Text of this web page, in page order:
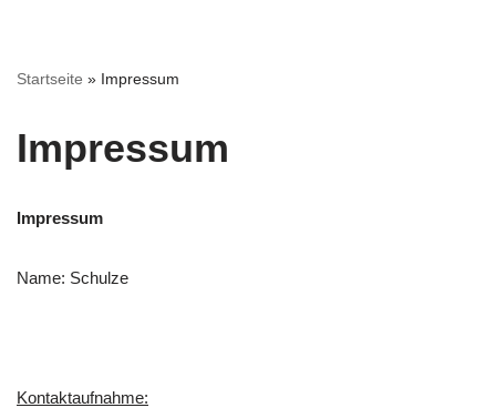
Inhalt
Startseite » Impressum
Impressum
Impressum
Name: Schulze
Kontaktaufnahme: